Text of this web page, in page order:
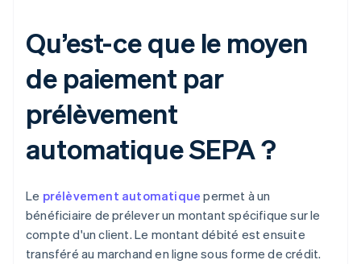
Qu’est-ce que le moyen
de paiement par
prélèvement
automatique SEPA ?
Le prélèvement automatique permet à un
bénéficiaire de prélever un montant spécifique sur le
compte d'un client. Le montant débité est ensuite
transféré au marchand en ligne sous forme de crédit.